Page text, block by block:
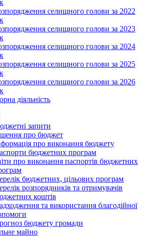
селищного голови за 2022
селищного голови за 2023
селищного голови за 2024
селищного голови за 2025
селищного голови за 2026
діяльність
запити
про бюджет
про виконання бюджету
бюджетних програм
про виконання паспортів бюджетних
бюджетних, цільових програм
розпорядників та отримувачів
коштів
та використання благодійної
бюджету громади
майно